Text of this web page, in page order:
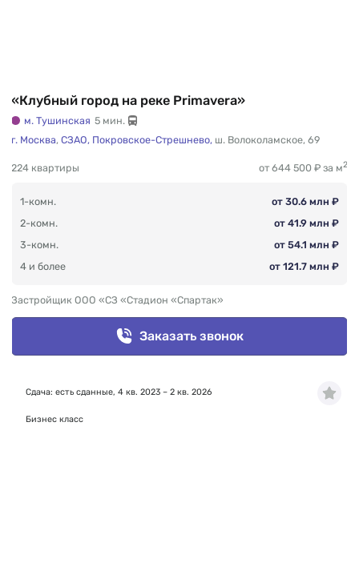
«Клубный город на реке Primavera»
м. Тушинская 5 мин.
г. Москва, СЗАО, Покровское-Стрешнево, ш. Волоколамское, 69
224 квартиры от 644 500 ₽ за м2
1-комн.
от 30.6 млн ₽
2-комн.
от 41.9 млн ₽
3-комн.
от 54.1 млн ₽
4 и более
от 121.7 млн ₽
Застройщик ООО «СЗ «Стадион «Спартак»
Заказать звонок
Сдача: есть сданные, 4 кв. 2023 – 2 кв. 2026
Бизнес класс